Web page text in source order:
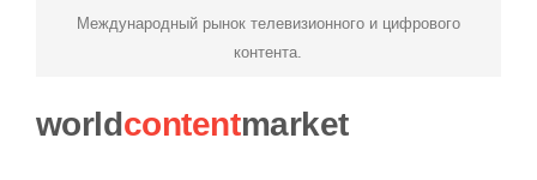
Международный рынок телевизионного и цифрового
контента.
worldcontentmarket